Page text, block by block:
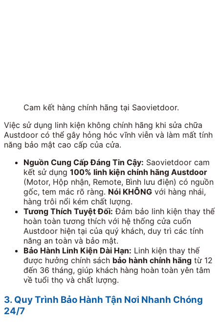
Cam kết hàng chính hãng tại Saovietdoor.
Việc sử dụng linh kiện không chính hãng khi sửa chữa
Austdoor có thể gây hỏng hóc vĩnh viễn và làm mất tính
năng bảo mật cao cấp của cửa.
Nguồn Cung Cấp Đáng Tin Cậy: Saovietdoor cam
kết sử dụng 100% linh kiện chính hãng Austdoor
(Motor, Hộp nhận, Remote, Bình lưu điện) có nguồn
gốc, tem mác rõ ràng. Nói KHÔNG với hàng nhái,
hàng trôi nổi kém chất lượng.
Tương Thích Tuyệt Đối: Đảm bảo linh kiện thay thế
hoàn toàn tương thích với hệ thống cửa cuốn
Austdoor hiện tại của quý khách, duy trì các tính
năng an toàn và bảo mật.
Bảo Hành Linh Kiện Dài Hạn: Linh kiện thay thế
được hưởng chính sách bảo hành chính hãng từ 12
đến 36 tháng, giúp khách hàng hoàn toàn yên tâm
về tuổi thọ và chất lượng.
3. Quy Trình Bảo Hành Tận Nơi Nhanh Chóng
24/7